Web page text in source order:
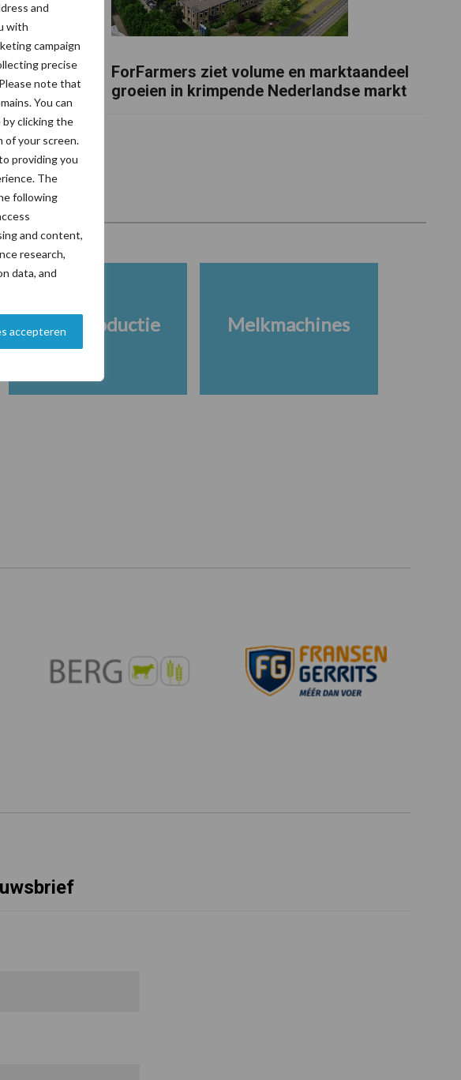
and
with
campaign
precise
note that
You can
clicking the
of your screen.
providing you
The
following
and content,
research,
data, and
accepteren
ForFarmers ziet volume en marktaandeel
groeien in krimpende Nederlandse markt
Melkproductie Melkmachines